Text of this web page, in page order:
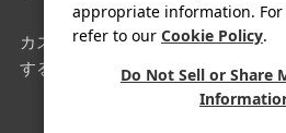
カスタマーハラスメントに対
する基本方針
クッ
appropriate information.
refer to our Cookie Policy.
Do Not Sell or Share